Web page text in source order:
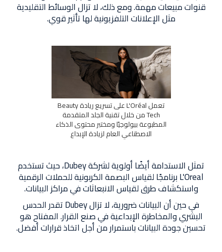
قنوات مبيعات مهمة. ومع ذلك، لا تزال الوسائط التقليدية
مثل الإعلانات التلفزيونية لها تأثير قوي.
تعمل L'Oréal على تسريع ريادة Beauty
Tech من خلال تقنية الجلد المتقدمة
المطبوعة بيولوجيًا ومختبر محتوى الذكاء
الاصطناعي العام لزيادة الإبداع
تمثل الاستدامة أيضًا أولوية لشركة Dubey، حيث تستخدم
L'Oreal برنامجًا لقياس البصمة الكربونية للحملات الرقمية
واستكشاف طرق لقياس الانبعاثات في مراكز البيانات.
في حين أن البيانات ضرورية، لا تزال Dubey تقدر الحدس
البشري والمخاطرة الإبداعية في صنع القرار. المفتاح هو
تحسين جودة البيانات باستمرار من أجل اتخاذ قرارات أفضل.